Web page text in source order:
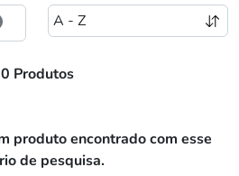
0 Produtos
produto encontrado com esse
de pesquisa.